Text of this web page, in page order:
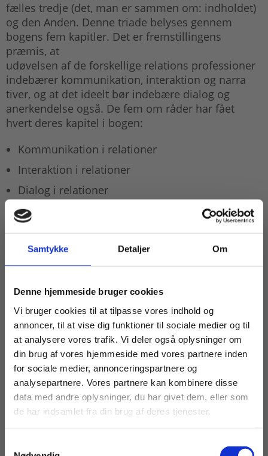
Samtykke Detaljer Om
Denne hjemmeside bruger cookies
Vi bruger cookies til at tilpasse vores indhold og
annoncer, til at vise dig funktioner til sociale medier og til
at analysere vores trafik. Vi deler også oplysninger om
din brug af vores hjemmeside med vores partnere inden
for sociale medier, annonceringspartnere og
analysepartnere. Vores partnere kan kombinere disse
data med andre oplysninger, du har givet dem, eller som
de har indsamlet fra din brug af deres tjenester.
fælles tredje (det, man er sammen om: indholdet)
og den Anden. Denne triade belyses gennem
bogens fem kapitler. Det er fremstillingens
præmis, at
udøvelsen af de forskellige relations professioner
indebærer kommunikation, interaktion og narra
tiver, og at det ideelt bør indebære dialog og
anerkendelse også. De fem om råder har fået
hvert deres kapitel i bogen:
Kommunikation i relationer
Interaktion i relationer
Dialog i relationer
Anerkendelse i relationer
Narrativer i relationer
De enkelte kapitler kan læses hver for sig eller
sammenhængende som fem perspektiver på
relationer og professionsudøvelse.
Hvert kapitel formulerer nogle relationelle
forholdemåder og færdigheder, hvis enhed siges
at kendetegne en professionel
professionsudøvelse.
Bogen henvender sig til alle
relationsprofessionelle, hvilket i første omgang
omfatter pædagoger, lærere, sygeplejersker,
socialrådgivere og studerende, der er under
Køb læremidler og find masterclasses mm.
Fortsæt som:
For privatkunder og
studerende. Du får
vist priser inkl.
For institutioner og
virksomheder. Du
får vist priser ekskl.